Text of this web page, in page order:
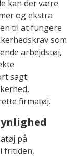
kan der være
og ekstra
til at fungere
som
arbejdstøj,
sagt
firmatøj.
på
fritiden,